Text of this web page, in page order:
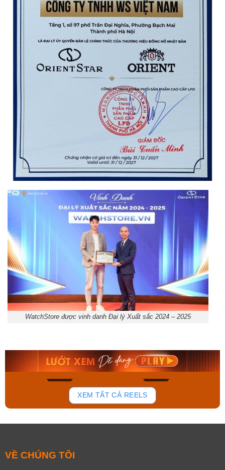
WatchStore được vinh danh Đại lý Xuất sắc 2024 – 2025
177
Mua ngay Mua ngay
XEM TẤT CẢ REELS
VỀ CHÚNG TÔI